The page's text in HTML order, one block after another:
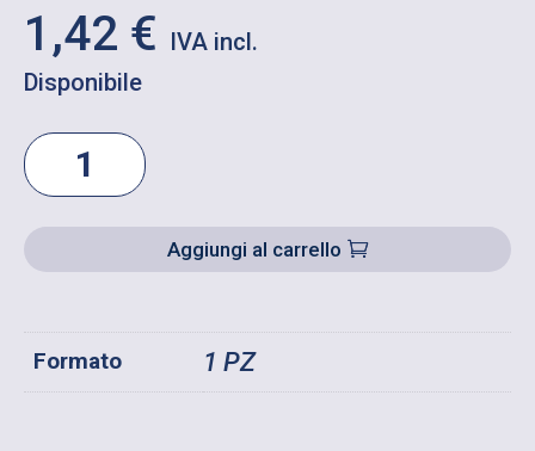
1,42 €
Disponibile
VASCHETTA
PIATTA
PER
GESSO
IN
Aggiungi al carrello
Formato 1 PZ